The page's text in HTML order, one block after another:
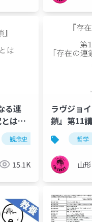
る連
は
観念史
15.1K
ラヴジョ
鎖』第11
鎖」史の結
哲学
山